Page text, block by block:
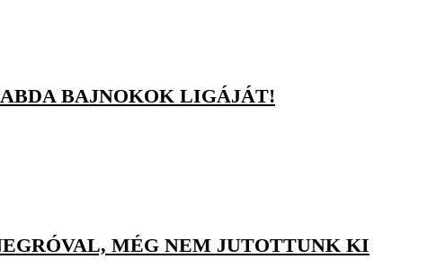
BAJNOKOK LIGÁJÁT!
MÉG NEM JUTOTTUNK KI